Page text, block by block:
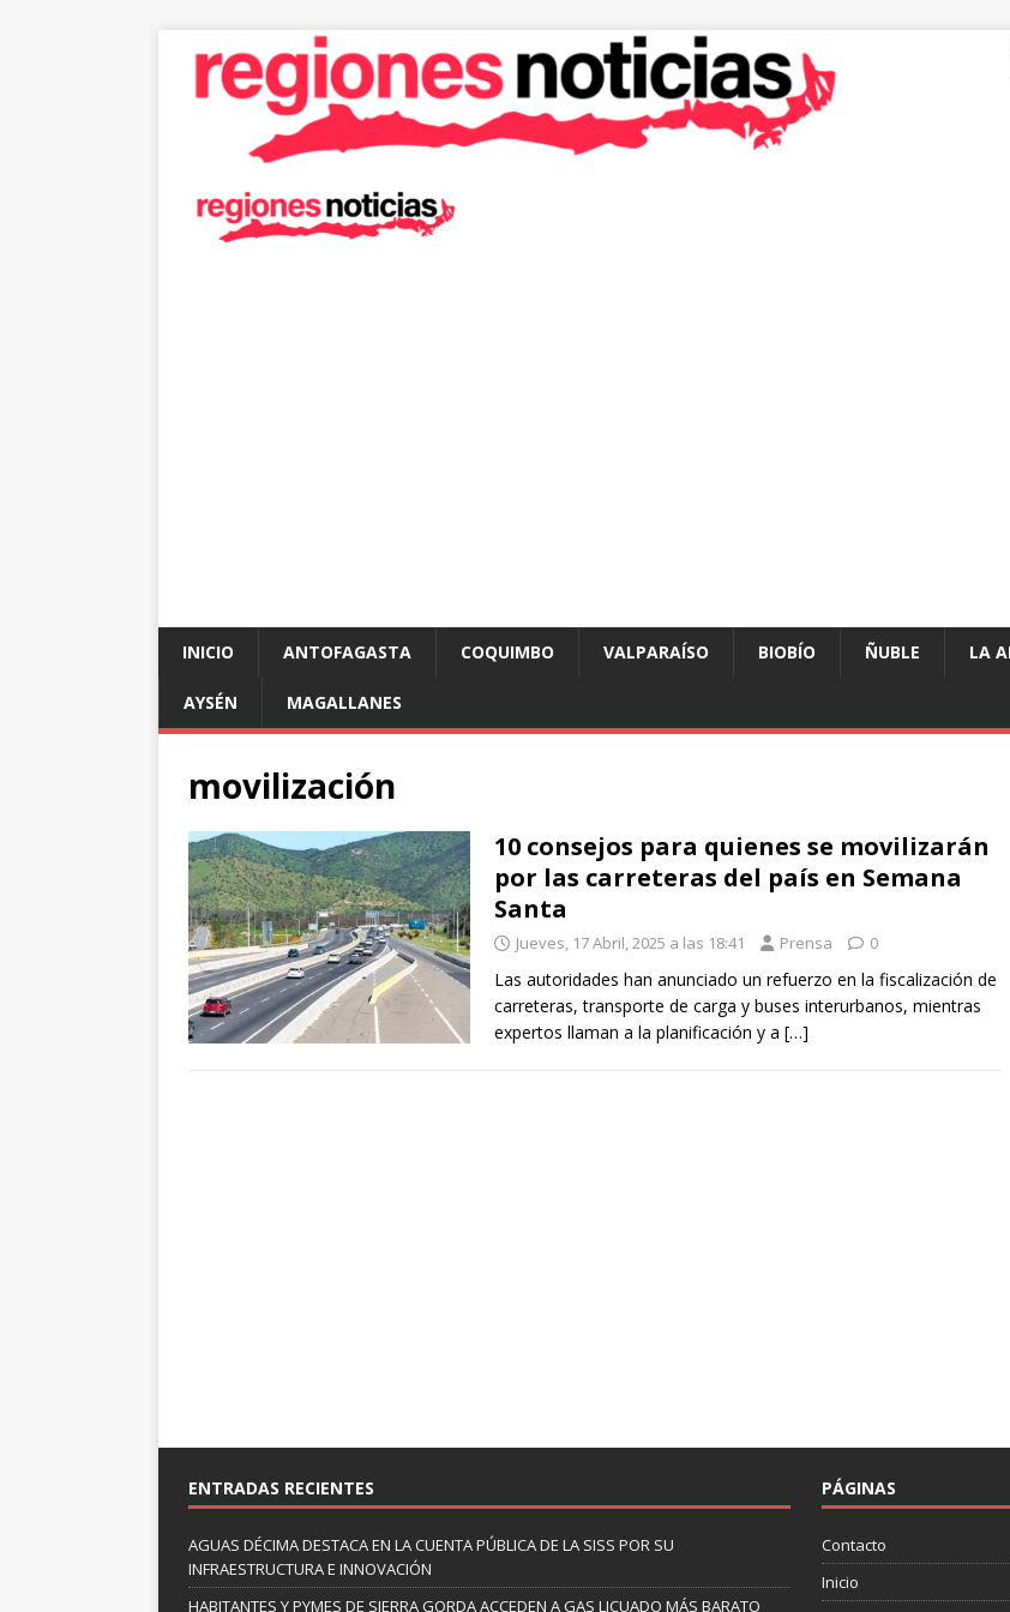
INICIO ANTOFAGASTA COQUIMBO VALPARAÍSO BIOBÍO ÑUBLE LA
AYSÉN MAGALLANES
movilización
10 consejos para quienes se movilizarán
por las carreteras del país en Semana
Santa
Jueves, 17 Abril, 2025 a las 18:41 Prensa 0
Las autoridades han anunciado un refuerzo en la fiscalización de
carreteras, transporte de carga y buses interurbanos, mientras
expertos llaman a la planificación y a […]
ENTRADAS RECIENTES
AGUAS DÉCIMA DESTACA EN LA CUENTA PÚBLICA DE LA SISS POR SU
INFRAESTRUCTURA E INNOVACIÓN
HABITANTES Y PYMES DE SIERRA GORDA ACCEDEN A GAS LICUADO MÁS BARATO
PÁGINAS
Contacto
Inicio